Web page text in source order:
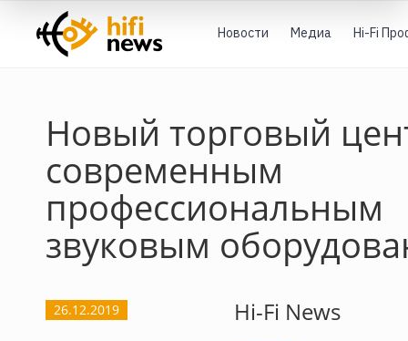
Новости Медиа Hi-Fi
Новый торговый
современным
профессиональным
звуковым
26.12.2019 Hi-Fi News